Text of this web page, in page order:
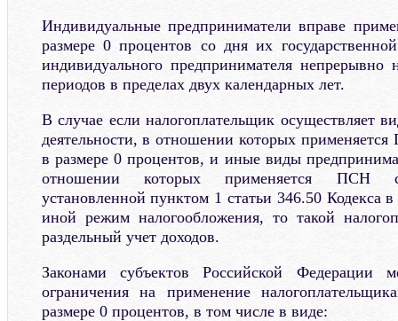
Индивидуальные предприниматели вправе
размере 0 процентов со дня их
индивидуального предпринимателя непрерывно
периодов в пределах двух календарных лет.
В случае если налогоплательщик осуществляет
деятельности, в отношении которых
в размере 0 процентов, и иные виды
отношении которых применяется ПСН
установленной пунктом 1 статьи 346.50 Кодекса
иной режим налогообложения, то такой
раздельный учет доходов.
Законами субъектов Российской Федерации
ограничения на применение
размере 0 процентов, в том числе в виде: